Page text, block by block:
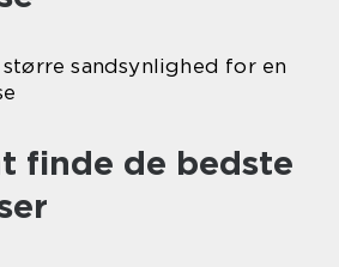
sandsynlighed for en
finde de bedste